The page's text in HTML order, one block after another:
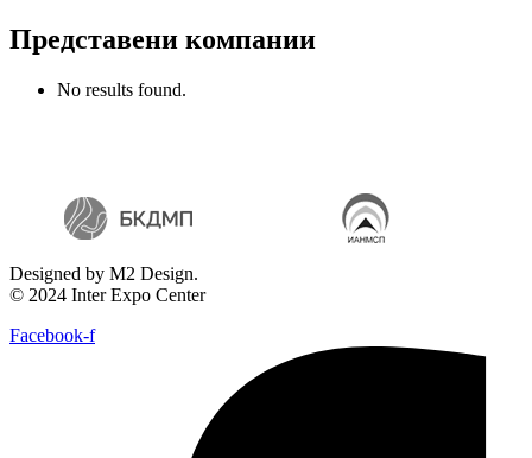
Представени компании
No results found.
Designed by M2 Design.
© 2024 Inter Expo Center
Facebook-f